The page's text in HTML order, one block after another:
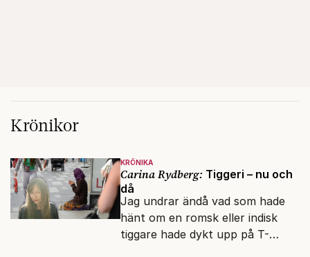
Krönikor
KRÖNIKA
Carina Rydberg: Tiggeri – nu och
då
Jag undrar ändå vad som hade
hänt om en romsk eller indisk
tiggare hade dykt upp på T-